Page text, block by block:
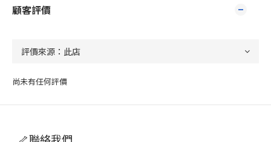
顧客評價
尚未有任何評價